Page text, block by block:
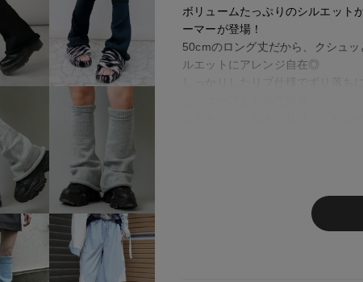
ボリュームたっぷりのシルエット
ーマーが登場！
50cmのロング丈だから、クシュ
ルエットにアレンジ自在◎